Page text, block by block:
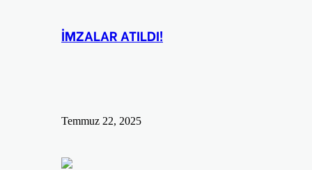
İMZALAR ATILDI!
Temmuz 22, 2025